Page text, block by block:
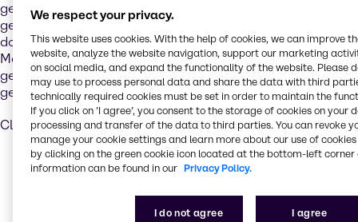
gegenereerd - op onveilige wijze met de hand worden
gemengd of met behulp van dure, complexe
doseersystemen.
Met Clorious2 biedt Brenntag een veilig, eenvoudig en
gebruiksvriendelijk chloordioxide dat gebruiksklaar wordt
geleverd, zonder overgieten of extra handelingen.
Clorious2 is verkrijgbaar in de volgende varianten:
We respect your privacy.
This website uses cookies. With the help of cookies, we can improve
website, analyze the website navigation, support our marketing
on social media, and expand the functionality of the website. Please
may use to process personal data and share the data with third
technically required cookies must be set in order to maintain the
If you click on ’I agree’, you consent to the storage of cookies on your
processing and transfer of the data to third parties. You can revoke
manage your cookie settings and learn more about our use of cookies
by clicking on the green cookie icon located at the bottom-left corner
information can be found in our Privacy Policy.
I do not agree I agree